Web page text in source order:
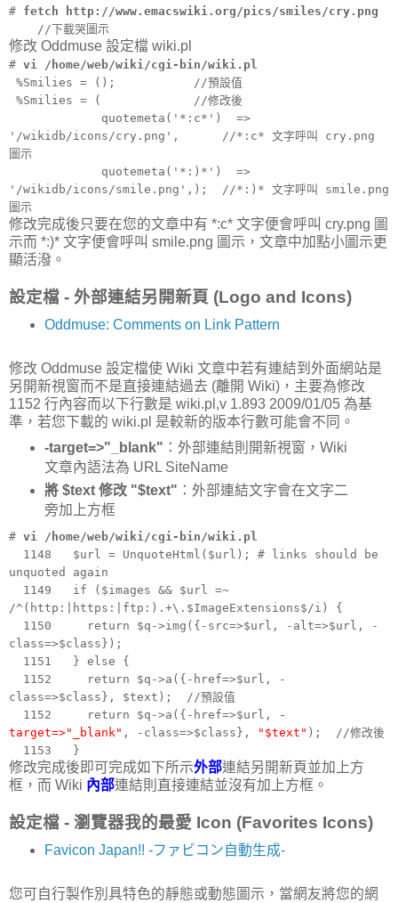
# fetch http://www.emacswiki.org/pics/smiles/cry.png
//下載哭圖示
修改 Oddmuse 設定檔 wiki.pl
# vi /home/web/wiki/cgi-bin/wiki.pl
%Smilies = (); //預設值
%Smilies = ( //修改後
quotemeta('*:c*') =>
'/wikidb/icons/cry.png', //*:c* 文字呼叫 cry.png
圖示
quotemeta('*:)*') =>
'/wikidb/icons/smile.png',); //*:)* 文字呼叫 smile.png
圖示
修改完成後只要在您的文章中有 *:c* 文字便會呼叫 cry.png 圖
示而 *:)* 文字便會呼叫 smile.png 圖示，文章中加點小圖示更
顯活潑。
設定檔 - 外部連結另開新頁 (Logo and Icons)
Oddmuse: Comments on Link Pattern
修改 Oddmuse 設定檔使 Wiki 文章中若有連結到外面網站是
另開新視窗而不是直接連結過去 (離開 Wiki)，主要為修改
1152 行內容而以下行數是 wiki.pl,v 1.893 2009/01/05 為基
準，若您下載的 wiki.pl 是較新的版本行數可能會不同。
-target=>"_blank" ：外部連結則開新視窗，Wiki
文章內語法為 URL SiteName
將 $text 修改 "$text" ：外部連結文字會在文字二
旁加上方框
# vi /home/web/wiki/cgi-bin/wiki.pl
1148 $url = UnquoteHtml($url); # links should be
unquoted again
1149 if ($images && $url =~
/^(http:|https:|ftp:).+\.$ImageExtensions$/i) {
1150 return $q->img({-src=>$url, -alt=>$url, -
class=>$class});
1151 } else {
1152 return $q->a({-href=>$url, -
class=>$class}, $text); //預設值
1152 return $q->a({-href=>$url,
-
target=>"_blank" , -class=>$class}, "$text" ); //修改後
1153 }
修改完成後即可完成如下所示外部連結另開新頁並加上方
框，而 Wiki 內部連結則直接連結並沒有加上方框。
設定檔 - 瀏覽器我的最愛 Icon (Favorites Icons)
Favicon Japan!! -ファビコン自動生成-
您可自行製作別具特色的靜態或動態圖示，當網友將您的網